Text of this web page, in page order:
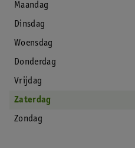
Maandag
Dinsdag
Woensdag
Donderdag
Vrijdag
Zaterdag
Zondag